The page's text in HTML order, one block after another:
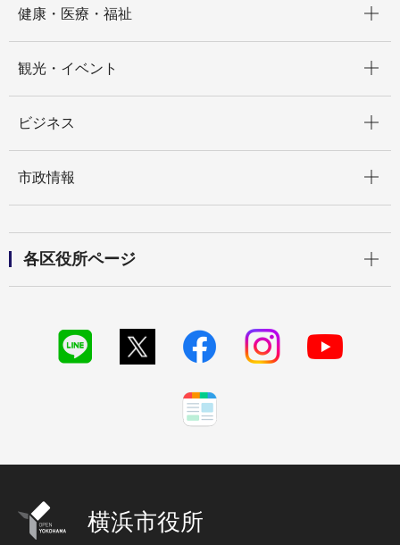
健康・医療・福祉
観光・イベント
ビジネス
市政情報
各区役所ページ
横浜市役所